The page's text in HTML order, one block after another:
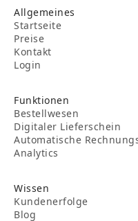
Allgemeines
Startseite
Preise
Kontakt
Login
Funktionen
Bestellwesen
Digitaler Lieferschein
Automatische
Analytics
Wissen
Kundenerfolge
Blog